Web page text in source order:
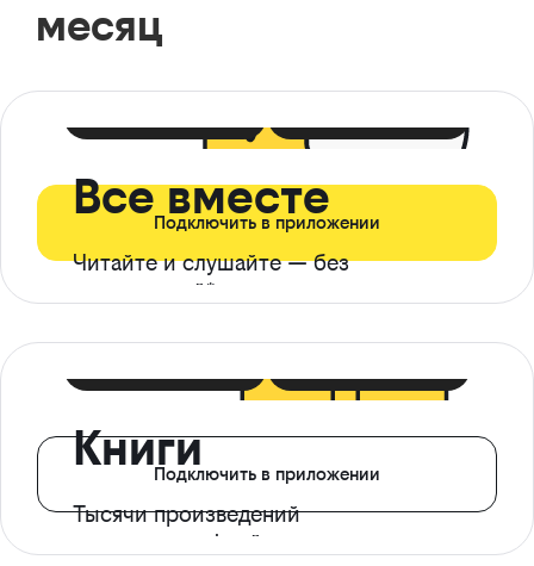
месяц
Все вместе
Читайте и слушайте — без
ограничений*
Подключить в приложении
Книги
Тысячи произведений
с доступом офлайн
Подключить в приложении